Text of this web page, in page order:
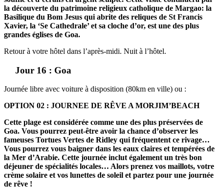
la découverte du patrimoine religieux catholique de Margao: la
Basilique du Bom Jesus qui abrite des reliques de St Francis
Xavier, la ‘Se Cathedrale’ et sa cloche d’or, est une des plus
grandes églises de Goa.
Retour à votre hôtel dans l’après-midi. Nuit à l’hôtel.
Jour 16 : Goa
Journée libre avec voiture à disposition (80km en ville) ou :
OPTION 02 : JOURNEE DE RÊVE A MORJIM’BEACH
Cette plage est considérée comme une des plus préservées de
Goa. Vous pourrez peut-être avoir la chance d’observer les
fameuses Tortues Vertes de Ridley qui fréquentent ce rivage…
Vous pourrez vous baigner dans les eaux claires et tempérées de
la Mer d’Arabie. Cette journée inclut également un très bon
déjeuner de spécialités locales… Alors prenez vos maillots, votre
crème solaire et vos lunettes de soleil et partez pour une journée
de rêve !